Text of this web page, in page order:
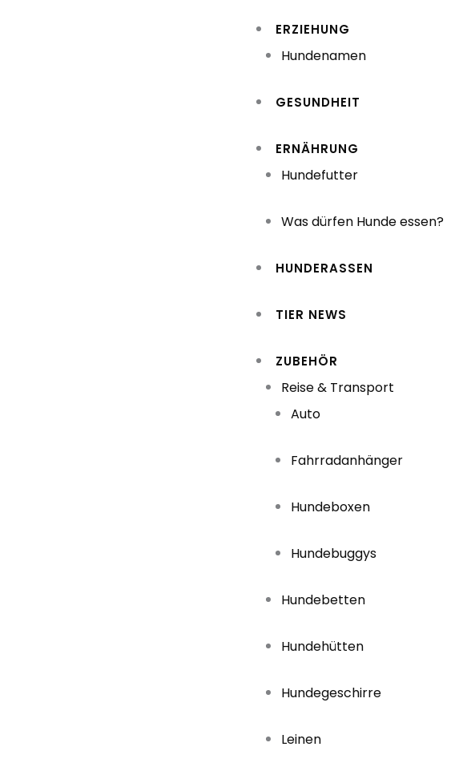
ERZIEHUNG
Hundenamen
GESUNDHEIT
ERNÄHRUNG
Hundefutter
Was dürfen Hunde essen?
HUNDERASSEN
TIER NEWS
ZUBEHÖR
Reise & Transport
Auto
Fahrradanhänger
Hundeboxen
Hundebuggys
Hundebetten
Hundehütten
Hundegeschirre
Leinen